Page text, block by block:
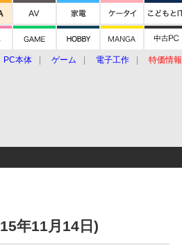
PC本体 ゲーム 電子工作 特価情報
年11月14日)